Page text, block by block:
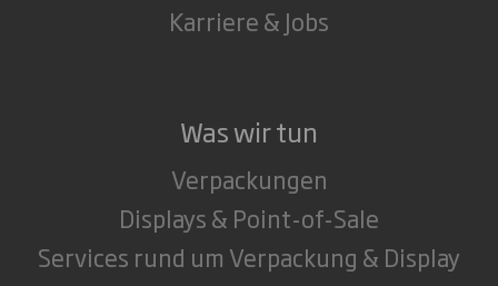
Karriere & Jobs
Was wir tun
Verpackungen
Displays & Point-of-Sale
Services rund um Verpackung & Display